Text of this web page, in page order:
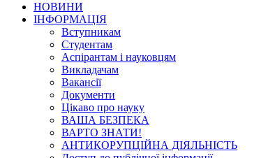
НОВИНИ
ІНФОРМАЦІЯ
Вступникам
Студентам
Аспірантам і науковцям
Викладачам
Вакансії
Документи
Цікаво про науку
ВАША БЕЗПЕКА
ВАРТО ЗНАТИ!
АНТИКОРУПЦІЙНА ДІЯЛЬНІСТЬ